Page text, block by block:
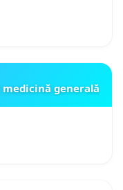
generală